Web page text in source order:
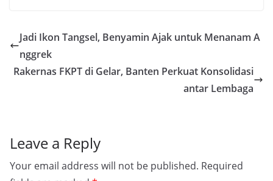
Jadi Ikon Tangsel, Benyamin Ajak untuk Menanam A
nggrek
Rakernas FKPT di Gelar, Banten Perkuat Konsolidasi
antar Lembaga
Leave a Reply
Your email address will not be published. Required